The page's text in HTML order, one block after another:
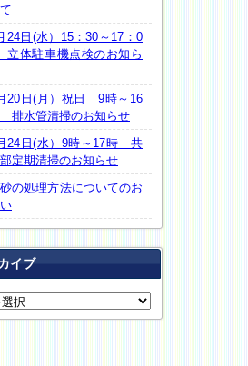
24日(水）15：30～17：0
体駐車機点検のお知ら
20日(月）祝日 9時～16
排水管清掃のお知らせ
24日(水）9時～17時 共
定期清掃のお知らせ
の処理方法についてのお
イブ